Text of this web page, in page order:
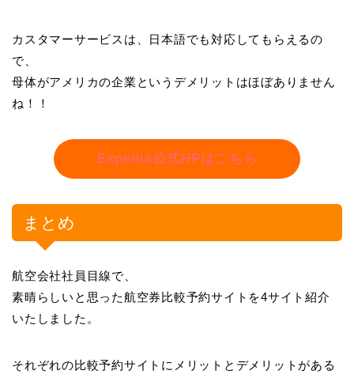
カスタマーサービスは、日本語でも対応してもらえるの
で、
母体がアメリカの企業というデメリットはほぼありません
ね！！
Expedia公式HPはこちら
まとめ
航空会社社員目線で、
素晴らしいと思った航空券比較予約サイトを4サイト紹介
いたしました。
それぞれの比較予約サイトにメリットとデメリットがある